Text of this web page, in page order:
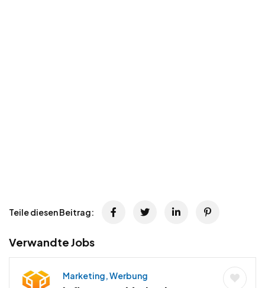
Teile diesen Beitrag:
Verwandte Jobs
Marketing, Werbung